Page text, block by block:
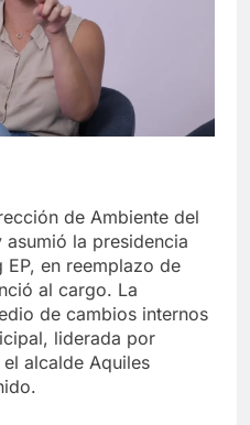
de Ambiente del
la presidencia
en reemplazo de
al cargo. La
de cambios internos
liderada por
alcalde Aquiles